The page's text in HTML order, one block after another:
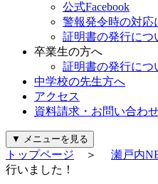
公式Facebook
警報発令時の対応
証明書の発行につ
卒業生の方へ
証明書の発行につ
中学校の先生方へ
アクセス
資料請求・お問い合わ
▼ メニューを見る
トップページ ＞ 瀬戸内
行いました！